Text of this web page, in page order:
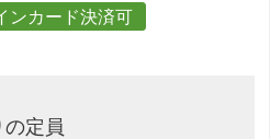
ンカード決済可
定員